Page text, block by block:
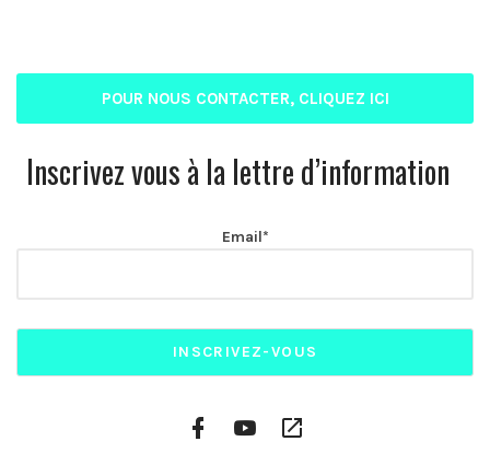
POUR NOUS CONTACTER, CLIQUEZ ICI
Inscrivez vous à la lettre d’information
Email*
Facebook
Profile
YouTube
Channel